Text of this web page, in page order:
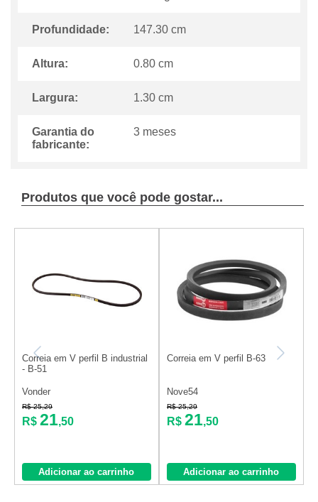
Profundidade: 147.30 cm
Altura: 0.80 cm
Largura: 1.30 cm
Garantia do
fabricante:
3 meses
Produtos que você pode gostar...
Correia em V perfil B industrial
- B-51
Vonder
R$ 25,29
R$ 21,50
Adicionar ao carrinho
Correia em V perfil B-63
Nove54
R$ 25,29
R$ 21,50
Adicionar ao carrinho